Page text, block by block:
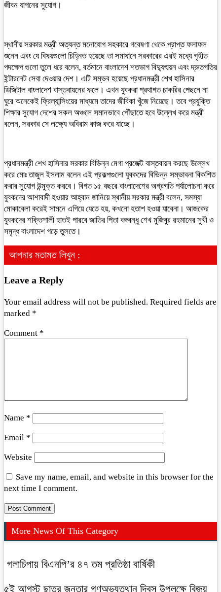
জীবন যাপনের সুযোগ।
স্থানীয় সরকার মন্ত্রী অত্যন্ত মনোযোগ সহকারে গবেষণা থেকে প্রাপ্ত ফলাফল
শুনেন এবং যে বিষয়গুলো চিহ্নিত হয়েছে তা সমাধানে সরকারের এরই মধ্যে গৃহীত
পদক্ষেপ গুলো তুলে ধরে বলেন, বর্তমানে বাংলাদেশ শতভাগ বিদ্যুৎায়ন এবং দ্রুতগতির
ইন্টারনেট সেবা দেওয়ার দেশ। এটি সম্ভব হয়েছে প্রধানমন্ত্রী শেখ হাসিনার
ডিজিটাল বাংলাদেশ বাস্তবায়নের ফলে। এখন যুবকরা প্রথাগত চাকরির পেছনে না
ঘুরে অনেকেই ফ্রিল্যান্সিংয়ের মাধ্যমে তাদের জীবিকা খুঁজে নিয়েছে। তবে প্রযুক্তি
শিক্ষার সুযোগ দেশের সকল অঞ্চলে সমানভাবে পৌঁছাতে হবে উল্লেখ করে মন্ত্রী
বলেন, সরকার সে লক্ষ্যে অবিরাম কাজ করে যাচ্ছে।
প্রধানমন্ত্রী শেখ হাসিনার সরকার বিভিন্ন মেগা প্রজেক্ট বাস্তবায়ন করছে উল্লেখ
করে মোঃ তাজুল ইসলাম বলেন এই প্রকল্পগুলো যুবকদের বিভিন্ন সম্ভাবনা বিকশিত
করার সুযোগ উন্মুক্ত করবে। বিগত ১৫ বছরে বাংলাদেশের অগ্রগতি পর্যালোচনা করে
যুবকদের আশাবাদী হওয়ার আহ্বান জানিয়ে স্থানীয় সরকার মন্ত্রী বলেন, সমস্যা
মোকাবেলা করেই সামনে এগিয়ে যেতে হয়, কখনো হতাশ হওয়া যাবেনা। আজকের
যুবকদের শক্তিশালী হাতই পারবে জাতির পিতা বঙ্গবন্ধু শেখ মুজিবুর রহমানের সুখী ও
সমৃদ্ধ বাংলাদেশ গড়ে তুলতে।
আপনার মতামত লিখুন :
Leave a Reply
Your email address will not be published. Required fields are
marked *
Comment *
Name *
Email *
Website
Save my name, email, and website in this browser for the
next time I comment.
More News Of This Category
গলাচিপায় বিএনপি’র ৪৭ তম প্রতিষ্ঠা বার্ষিকী
৫ই আগস্ট ছাত্র জনতার গণঅভ্যুত্থান দিবস উপলক্ষে বিজয়